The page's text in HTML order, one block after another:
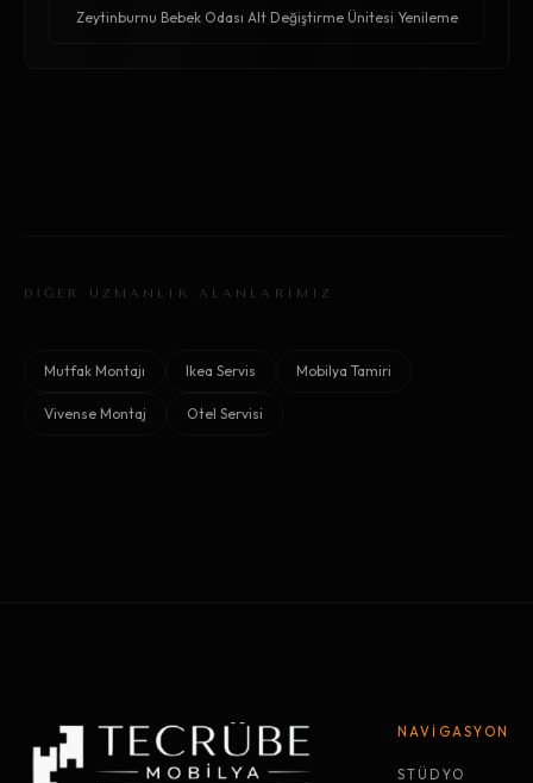
Zeytinburnu Bebek Odası Alt Değiştirme Ünitesi Yenileme
DİĞER UZMANLIK ALANLARIMIZ
Mutfak Montajı Ikea Servis Mobilya Tamiri
Vivense Montaj Otel Servisi
NAVİGASYON
STÜDYO